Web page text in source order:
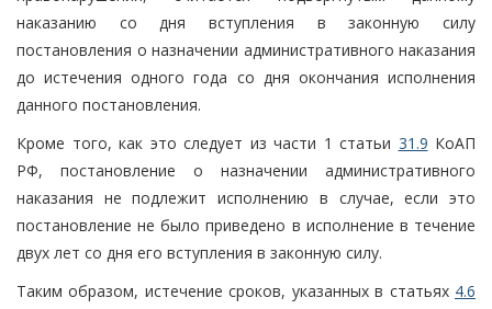
наказанию со дня вступления в законную силу
постановления о назначении административного наказания
до истечения одного года со дня окончания исполнения
данного постановления.
Кроме того, как это следует из части 1 статьи 31.9 КоАП
РФ, постановление о назначении административного
наказания не подлежит исполнению в случае, если это
постановление не было приведено в исполнение в течение
двух лет со дня его вступления в законную силу.
Таким образом, истечение сроков, указанных в статьях 4.6